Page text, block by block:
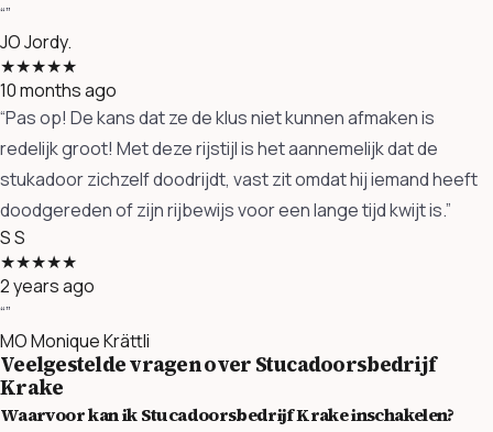
“”
JOJordy.
★★★★★
10 months ago
“Pas op! De kans dat ze de klus niet kunnen afmaken is
redelijk groot! Met deze rijstijl is het aannemelijk dat de
stukadoor zichzelf doodrijdt, vast zit omdat hij iemand heeft
doodgereden of zijn rijbewijs voor een lange tijd kwijt is.”
SS
★★★★★
2 years ago
“”
MOMonique Krättli
Veelgestelde vragen over Stucadoorsbedrijf
Krake
Waarvoor kan ik Stucadoorsbedrijf Krake inschakelen?